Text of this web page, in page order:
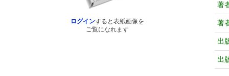
ログインすると表紙画像を
ご覧になれます
著
著
出
出